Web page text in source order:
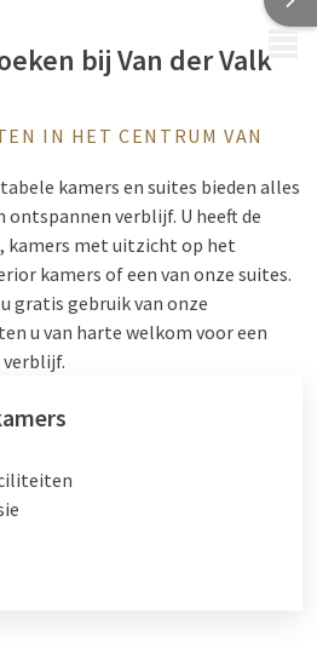
bij Van der Valk
IN HET CENTRUM VAN
kamers en suites bieden alles
ontspannen verblijf. U heeft de
kamers met uitzicht op het
kamers of een van onze suites.
gratis gebruik van onze
u van harte welkom voor een